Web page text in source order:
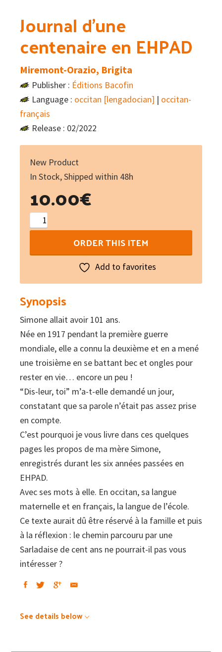
Journal d’une
centenaire en EHPAD
Miremont-Orazio, Brigita
Publisher : Éditions Bacofin
Language : occitan [lengadocian] | occitan-
français
Release : 02/2022
New Product
In Stock, Shipped within 48h
10.00€
Journal
d'une
ORDER THIS ITEM
Add to favorites
Synopsis
Simone allait avoir 101 ans.
Née en 1917 pendant la première guerre
mondiale, elle a connu la deuxième et en a mené
une troisième en se battant bec et ongles pour
rester en vie… encore un peu !
“Dis-leur, toi” m’a-t-elle demandé un jour,
constatant que sa parole n’était pas assez prise
en compte.
C’est pourquoi je vous livre dans ces quelques
pages les propos de ma mère Simone,
enregistrés durant les six années passées en
EHPAD.
Avec ses mots à elle. En occitan, sa langue
maternelle et en français, la langue de l’école.
Ce texte aurait dû être réservé à la famille et puis
à la réflexion : le chemin parcouru par une
Sarladaise de cent ans ne pourrait-il pas vous
intéresser ?
See details below